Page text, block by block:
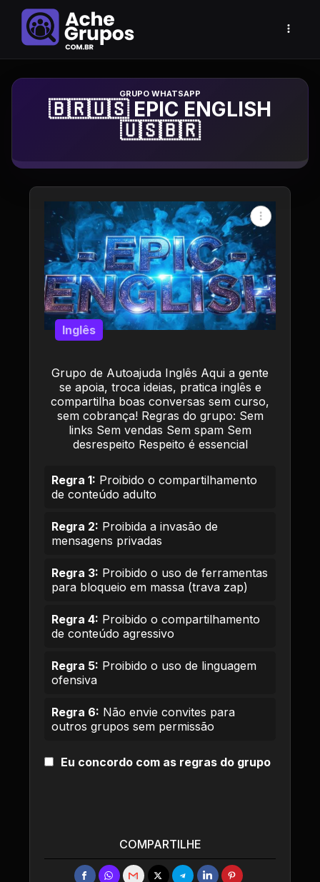
Grupo de Whatsapp
🇧🇷🇺🇸 EPIC ENGLISH
🇺🇸🇧🇷
Grupo de Autoajuda Inglês Aqui a gente
se apoia, troca ideias, pratica inglês e
compartilha boas conversas sem curso,
sem cobrança! Regras do grupo: Sem
links Sem vendas Sem spam Sem
desrespeito Respeito é essencial
Inglês
Regra 1: Proibido o compartilhamento
de conteúdo adulto
Regra 2: Proibida a invasão de
mensagens privadas
Regra 3: Proibido o uso de ferramentas
para bloqueio em massa (trava zap)
Regra 4: Proibido o compartilhamento
de conteúdo agressivo
Regra 5: Proibido o uso de linguagem
ofensiva
Regra 6: Não envie convites para
outros grupos sem permissão
Eu concordo com as regras do grupo
COMPARTILHE